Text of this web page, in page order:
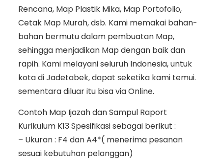
Rencana, Map Plastik Mika, Map Portofolio,
Cetak Map Murah, dsb. Kami memakai bahan-
bahan bermutu dalam pembuatan Map,
sehingga menjadikan Map dengan baik dan
rapih. Kami melayani seluruh Indonesia, untuk
kota di Jadetabek, dapat seketika kami temui.
sementara diluar itu bisa via Online.
Contoh Map Ijazah dan Sampul Raport
Kurikulum K13 Spesifikasi sebagai berikut :
– Ukuran : F4 dan A4*( menerima pesanan
sesuai kebutuhan pelanggan)